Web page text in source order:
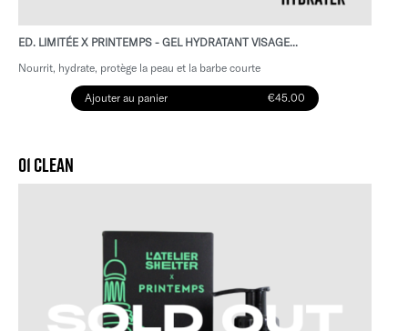
ED. LIMITÉE X PRINTEMPS - GEL HYDRATANT VISAGE...
Nourrit, hydrate, protège la peau et la barbe courte
Ajouter au panier €45.00
01 CLEAN